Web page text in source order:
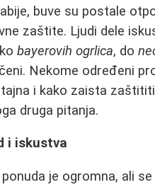
buve su postale
zaštite. Ljudi dele
bayerovih ogrlica, do
Nekome određeni
i kako zaista
druga pitanja.
i iskustva
je ogromna, ali